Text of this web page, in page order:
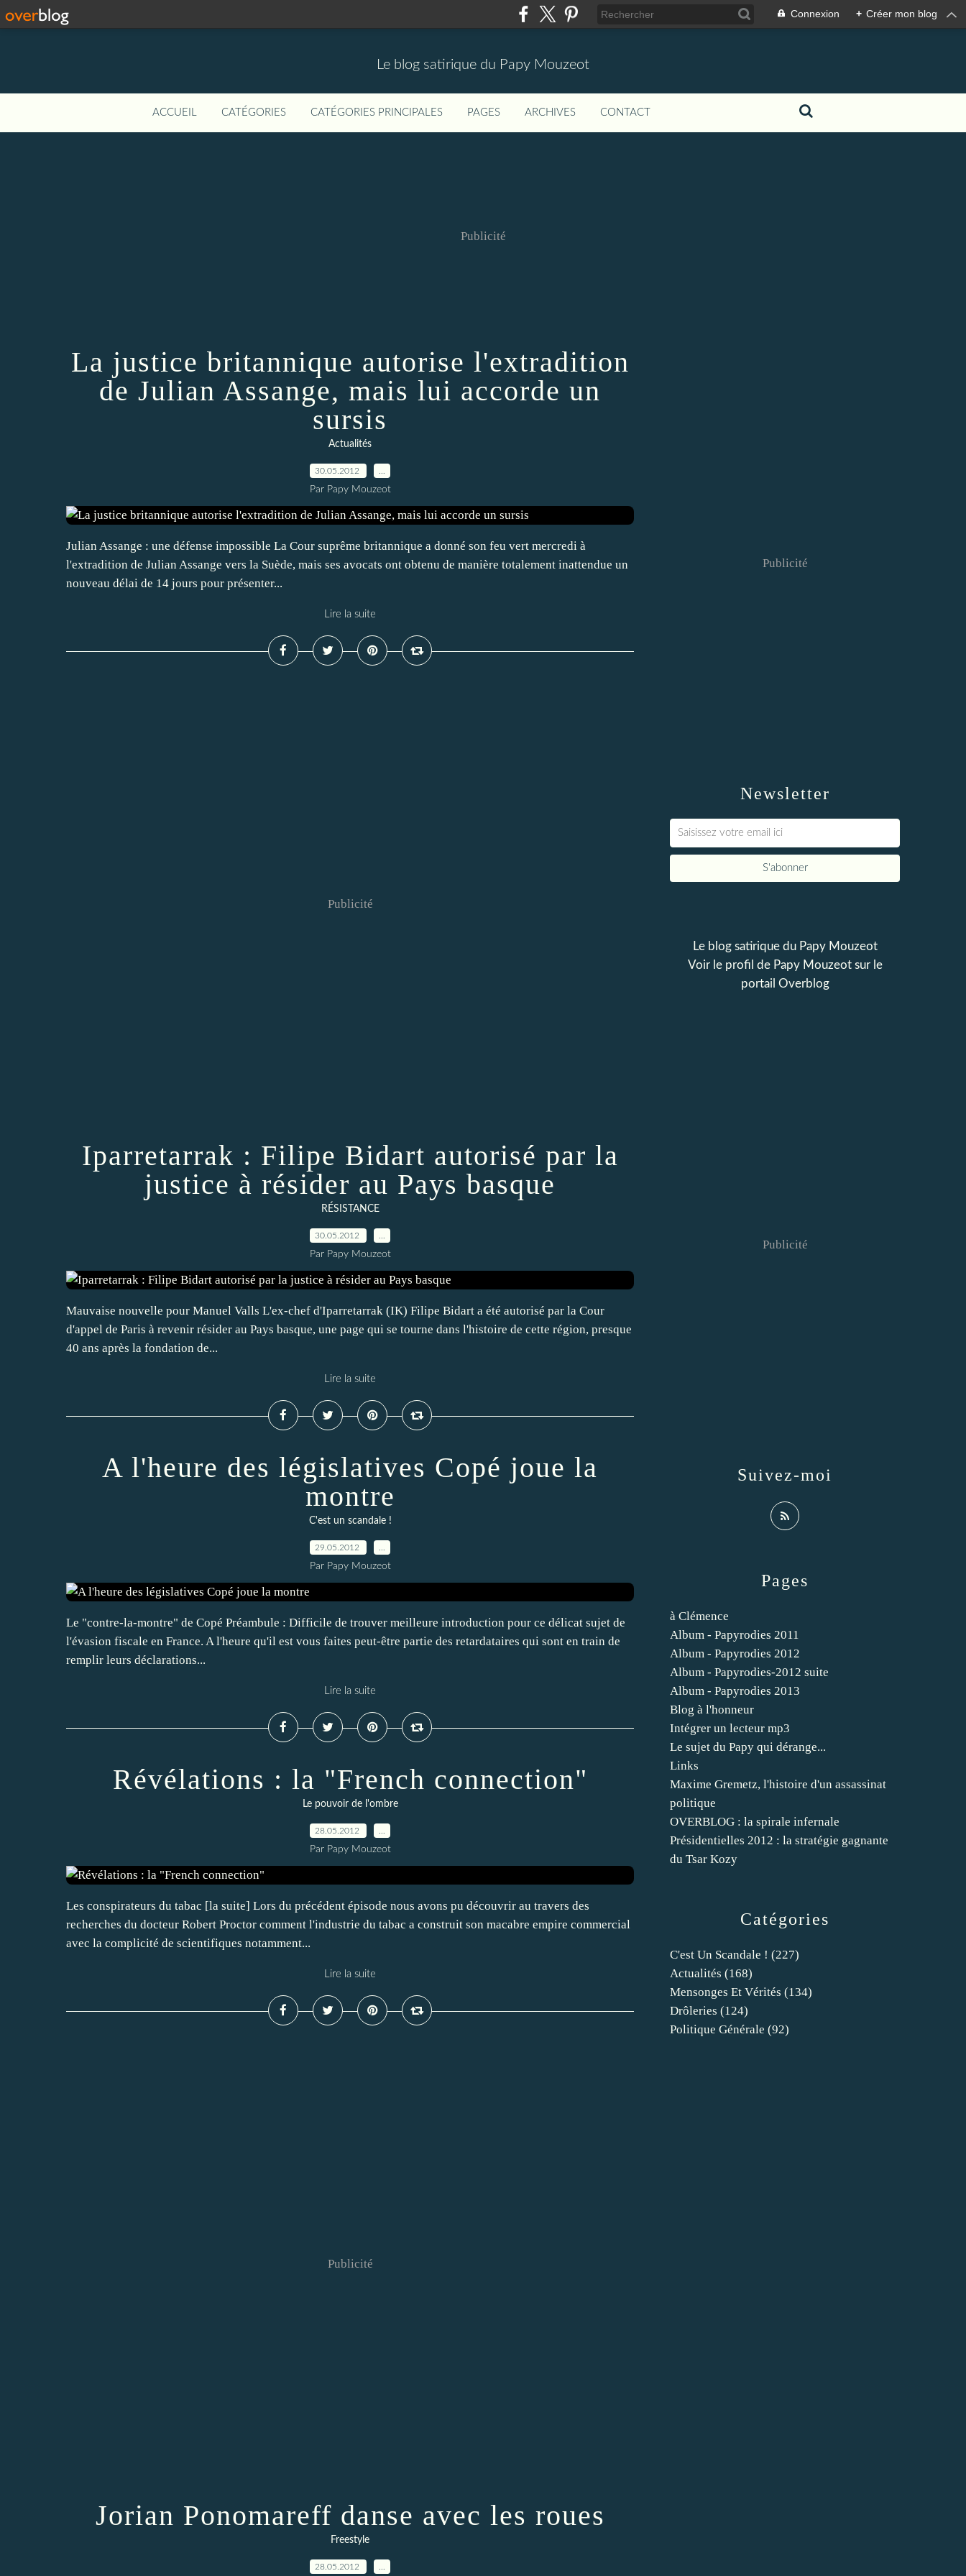
Connexion + Créer mon blog
Le blog satirique du Papy Mouzeot
ACCUEIL CATÉGORIES CATÉGORIES PRINCIPALES PAGES ARCHIVES CONTACT
Publicité
La justice britannique autorise l'extradition
de Julian Assange, mais lui accorde un
sursis
Actualités
30.05.2012
Par Papy Mouzeot
Julian Assange : une défense impossible La Cour suprême britannique a donné son feu vert mercredi à
l'extradition de Julian Assange vers la Suède, mais ses avocats ont obtenu de manière totalement inattendue un
nouveau délai de 14 jours pour présenter...
Lire la suite
Publicité
Iparretarrak : Filipe Bidart autorisé par la
justice à résider au Pays basque
RÉSISTANCE
30.05.2012
Par Papy Mouzeot
Mauvaise nouvelle pour Manuel Valls L'ex-chef d'Iparretarrak (IK) Filipe Bidart a été autorisé par la Cour
d'appel de Paris à revenir résider au Pays basque, une page qui se tourne dans l'histoire de cette région, presque
40 ans après la fondation de...
Lire la suite
A l'heure des législatives Copé joue la
montre
C'est un scandale !
29.05.2012
Par Papy Mouzeot
Le "contre-la-montre" de Copé Préambule : Difficile de trouver meilleure introduction pour ce délicat sujet de
l'évasion fiscale en France. A l'heure qu'il est vous faites peut-être partie des retardataires qui sont en train de
remplir leurs déclarations...
Lire la suite
Révélations : la "French connection"
Le pouvoir de l'ombre
28.05.2012
Par Papy Mouzeot
Les conspirateurs du tabac [la suite] Lors du précédent épisode nous avons pu découvrir au travers des
recherches du docteur Robert Proctor comment l'industrie du tabac a construit son macabre empire commercial
avec la complicité de scientifiques notamment...
Lire la suite
Publicité
Jorian Ponomareff danse avec les roues
Freestyle
28.05.2012
Newsletter
Publicité
Catégories
C'est Un Scandale ! (227)
Actualités (168)
Mensonges Et Vérités (134)
Drôleries (124)
Politique Générale (92)
Pages
à Clémence
Album - Papyrodies 2011
Album - Papyrodies 2012
Album - Papyrodies-2012 suite
Album - Papyrodies 2013
Blog à l'honneur
Intégrer un lecteur mp3
Le sujet du Papy qui dérange...
Links
Maxime Gremetz, l'histoire d'un assassinat
politique
OVERBLOG : la spirale infernale
Présidentielles 2012 : la stratégie gagnante
du Tsar Kozy
Le blog satirique du Papy Mouzeot
Voir le profil de Papy Mouzeotsur le
portail Overblog
Suivez-moi
Publicité